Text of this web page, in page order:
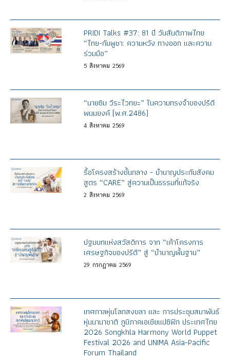
PRIDI Talks #37: 81 ปี วันสันติภาพไทย
“ไทย-กัมพูชา: ความหวัง ทางออก และความ
ร่วมมือ”
5 สิงหาคม 2569
“นายซิม วีระไวทยะ” ในความทรงจำของปรีดี
พนมยงค์ (พ.ศ.2486)
4 สิงหาคม 2569
รื้อโครงสร้างชั้นกลาง - บำนาญประกันสังคม
สูตร “CARE” สู่ความเป็นธรรมที่แท้จริง
2 สิงหาคม 2569
ปฐมบทแห่งสวัสดิการ จาก “เค้าโครงการ
เศรษฐกิจของปรีดี” สู่ “บำนาญพื้นฐาน”
29 กรกฎาคม 2569
เทศกาลหุ่นโลกสงขลา และ การประชุมสมาพันธ์
หุ่นนานาชาติ ภูมิภาคเอเชียแปซิฟิก ประเทศไทย
2026 Songkhla Harmony World Puppet
Festival 2026 and UNIMA Asia-Pacific
Forum Thailand